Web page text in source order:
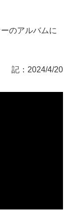
のアルバムに
記：2024/4/20